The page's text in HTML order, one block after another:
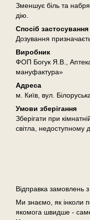
Зменшує біль та
дію.
Спосіб застосування
Дозування
Виробник
ФОП Богук Я.В.,
мануфактура»
Адреса
м. Київ, вул.
Умови зберігання
Зберігати при
світла, недоступному
Відправка замовлень
Ми знаємо, як інколи
якомога швидше -